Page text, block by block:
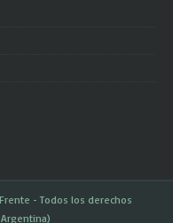
- Todos los derechos